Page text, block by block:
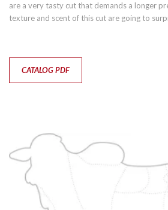
are a very tasty cut that demands a longer
texture and scent of this cut are going to
CATALOG PDF